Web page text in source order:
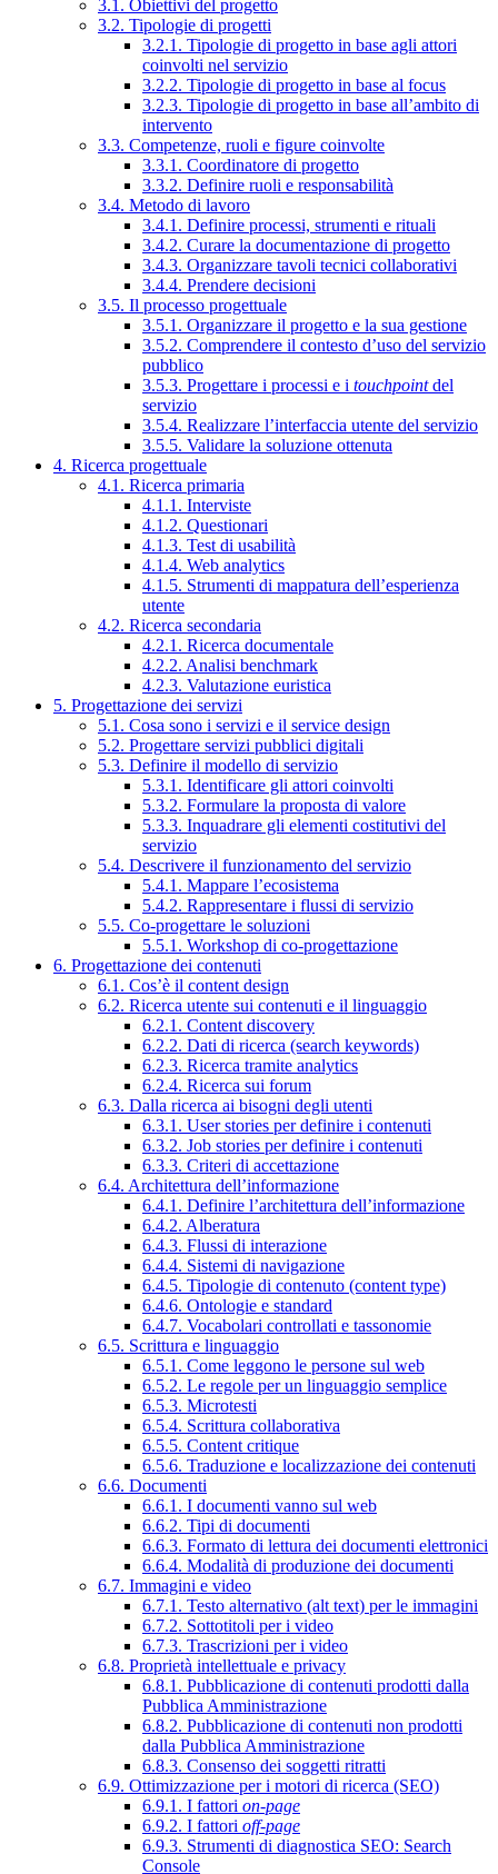
3.1. Obiettivi del progetto
3.2. Tipologie di progetti
3.2.1. Tipologie di progetto in base agli attori
coinvolti nel servizio
3.2.2. Tipologie di progetto in base al focus
3.2.3. Tipologie di progetto in base all’ambito di
intervento
3.3. Competenze, ruoli e figure coinvolte
3.3.1. Coordinatore di progetto
3.3.2. Definire ruoli e responsabilità
3.4. Metodo di lavoro
3.4.1. Definire processi, strumenti e rituali
3.4.2. Curare la documentazione di progetto
3.4.3. Organizzare tavoli tecnici collaborativi
3.4.4. Prendere decisioni
3.5. Il processo progettuale
3.5.1. Organizzare il progetto e la sua gestione
3.5.2. Comprendere il contesto d’uso del servizio
pubblico
3.5.3. Progettare i processi e i touchpointdel
servizio
3.5.4. Realizzare l’interfaccia utente del servizio
3.5.5. Validare la soluzione ottenuta
4. Ricerca progettuale
4.1. Ricerca primaria
4.1.1. Interviste
4.1.2. Questionari
4.1.3. Test di usabilità
4.1.4. Web analytics
4.1.5. Strumenti di mappatura dell’esperienza
utente
4.2. Ricerca secondaria
4.2.1. Ricerca documentale
4.2.2. Analisi benchmark
4.2.3. Valutazione euristica
5. Progettazione dei servizi
5.1. Cosa sono i servizi e il service design
5.2. Progettare servizi pubblici digitali
5.3. Definire il modello di servizio
5.3.1. Identificare gli attori coinvolti
5.3.2. Formulare la proposta di valore
5.3.3. Inquadrare gli elementi costitutivi del
servizio
5.4. Descrivere il funzionamento del servizio
5.4.1. Mappare l’ecosistema
5.4.2. Rappresentare i flussi di servizio
5.5. Co-progettare le soluzioni
5.5.1. Workshop di co-progettazione
6. Progettazione dei contenuti
6.1. Cos’è il content design
6.2. Ricerca utente sui contenuti e il linguaggio
6.2.1. Content discovery
6.2.2. Dati di ricerca (search keywords)
6.2.3. Ricerca tramite analytics
6.2.4. Ricerca sui forum
6.3. Dalla ricerca ai bisogni degli utenti
6.3.1. User stories per definire i contenuti
6.3.2. Job stories per definire i contenuti
6.3.3. Criteri di accettazione
6.4. Architettura dell’informazione
6.4.1. Definire l’architettura dell’informazione
6.4.2. Alberatura
6.4.3. Flussi di interazione
6.4.4. Sistemi di navigazione
6.4.5. Tipologie di contenuto (content type)
6.4.6. Ontologie e standard
6.4.7. Vocabolari controllati e tassonomie
6.5. Scrittura e linguaggio
6.5.1. Come leggono le persone sul web
6.5.2. Le regole per un linguaggio semplice
6.5.3. Microtesti
6.5.4. Scrittura collaborativa
6.5.5. Content critique
6.5.6. Traduzione e localizzazione dei contenuti
6.6. Documenti
6.6.1. I documenti vanno sul web
6.6.2. Tipi di documenti
6.6.3. Formato di lettura dei documenti elettronici
6.6.4. Modalità di produzione dei documenti
6.7. Immagini e video
6.7.1. Testo alternativo (alt text) per le immagini
6.7.2. Sottotitoli per i video
6.7.3. Trascrizioni per i video
6.8. Proprietà intellettuale e privacy
6.8.1. Pubblicazione di contenuti prodotti dalla
Pubblica Amministrazione
6.8.2. Pubblicazione di contenuti non prodotti
dalla Pubblica Amministrazione
6.8.3. Consenso dei soggetti ritratti
6.9. Ottimizzazione per i motori di ricerca (SEO)
6.9.1. I fattori on-page
6.9.2. I fattori off-page
6.9.3. Strumenti di diagnostica SEO: Search
Console